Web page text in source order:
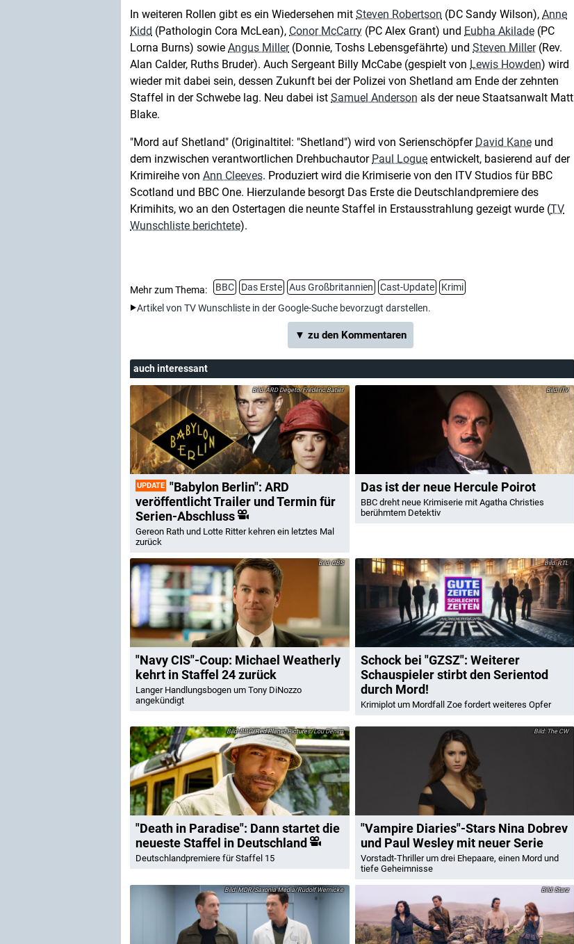
In weiteren Rollen gibt es ein Wiedersehen mit Steven Robertson (DC Sandy Wilson), Anne
Kidd (Pathologin Cora McLean), Conor McCarry (PC Alex Grant) und Eubha Akilade (PC
Lorna Burns) sowie Angus Miller(Donnie, Toshs Lebensgefährte) und Steven Miller(Rev.
Alan Calder, Ruths Bruder). Auch Sergeant Billy McCabe (gespielt von Lewis Howden) wird
wieder mit dabei sein, dessen Zukunft bei der Polizei von Shetland am Ende der zehnten
Staffel in der Schwebe lag. Neu dabei ist Samuel Anderson als der neue Staatsanwalt Matt
Blake.
"Mord auf Shetland" (Originaltitel: "Shetland") wird von Serienschöpfer David Kane und
dem inzwischen verantwortlichen Drehbuchautor Paul Logue entwickelt, basierend auf der
Krimireihe von Ann Cleeves. Produziert wird die Krimiserie von den ITV Studios für BBC
Scotland und BBC One. Hierzulande besorgt Das Erste die Deutschlandpremiere des
Krimihits, wo an den Ostertagen die neunte Staffel in Erstausstrahlung gezeigt wurde (TV
Wunschliste berichtete).
Mehr zum Thema: BBC Das Erste Aus Großbritannien Cast-Update
Krimi
Artikel von TV Wunschliste in der Google-Suche bevorzugt darstellen.
▼ zu den Kommentaren
auch interessant
ARD Degeto/Frédéric Batier
UPDATE "Babylon Berlin": ARD
veröffentlicht Trailer und Termin für
Serien-Abschluss
Gereon Rath und Lotte Ritter kehren ein letztes Mal
zurück
ITV
Das ist der neue Hercule Poirot
BBC dreht neue Krimiserie mit Agatha Christies
berühmtem Detektiv
CBS
"Navy CIS"-Coup: Michael Weatherly
kehrt in Staffel 24 zurück
Langer Handlungsbogen um Tony DiNozzo
angekündigt
RTL
Schock bei "GZSZ": Weiterer
Schauspieler stirbt den Serientod
durch Mord!
Krimiplot um Mordfall Zoe fordert weiteres Opfer
BBC/Red Planet Pictures/Lou Denim
"Death in Paradise": Dann startet die
neueste Staffel in Deutschland
Deutschlandpremiere für Staffel 15
The CW
"Vampire Diaries"-Stars Nina Dobrev
und Paul Wesley mit neuer Serie
Vorstadt-Thriller um drei Ehepaare, einen Mord und
tiefe Geheimnisse
MDR/Saxonia Media/Rudolf Wernicke Starz